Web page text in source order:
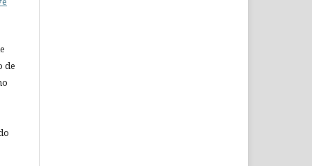
de